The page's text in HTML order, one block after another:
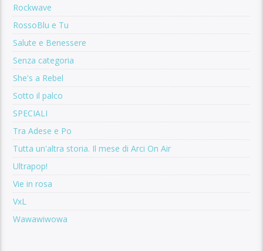
Rockwave
RossoBlu e Tu
Salute e Benessere
Senza categoria
She's a Rebel
Sotto il palco
SPECIALI
Tra Adese e Po
Tutta un'altra storia. Il mese di Arci On Air
Ultrapop!
Vie in rosa
VxL
Wawawiwowa